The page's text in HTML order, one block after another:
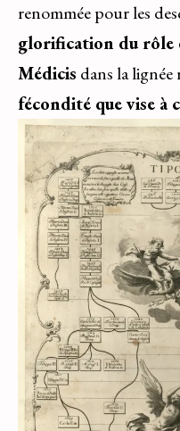
renommée pour les
glorification du rôle
Médicis dans la lignée
fécondité que vise à